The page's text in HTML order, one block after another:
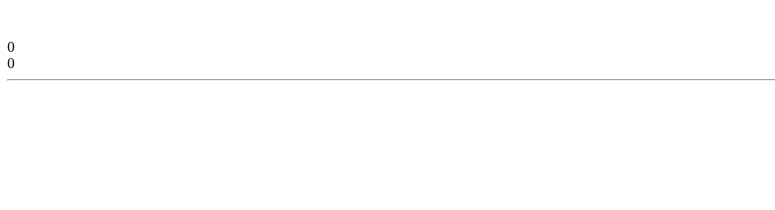
0
0